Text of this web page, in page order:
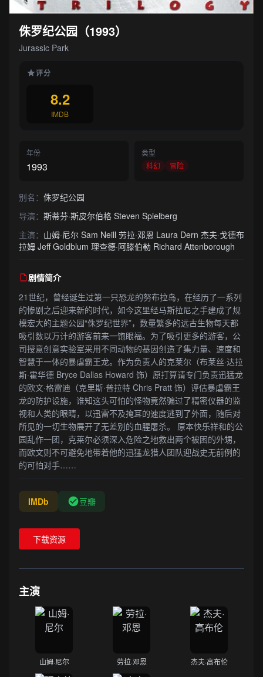
侏罗纪公园（1993）
Jurassic Park
评分
8.2
IMDB
年份
1993
类型
科幻
冒险
别名： 侏罗纪公园
导演： 斯蒂芬·斯皮尔伯格 Steven Spielberg
主演： 山姆·尼尔 Sam Neill 劳拉·邓恩 Laura Dern 杰夫·戈德布
拉姆 Jeff Goldblum 理查德·阿滕伯勒 Richard Attenborough
剧情简介
21世纪，曾经诞生过第一只恐龙的努布拉岛，在经历了一系列
的惨剧之后迎来新的时代，如今这里经马斯拉尼之手建成了规
模宏大的主题公园“侏罗纪世界”，数量繁多的远古生物每天都
吸引数以万计的游客前来一饱眼福。为了吸引更多的游客，公
司授意创意实验室采用不同动物的基因创造了集力量、速度和
智慧于一体的暴虐霸王龙。作为负责人的克莱尔（布莱丝·达拉
斯·霍华德 Bryce Dallas Howard 饰）原打算请专门负责迅猛龙
的欧文·格雷迪（克里斯·普拉特 Chris Pratt 饰）评估暴虐霸王
龙的防护设施，谁知这头可怕的怪物竟然骗过了精密仪器的监
视和人类的眼睛，以迅雷不及掩耳的速度逃到了外面，随后对
所见的一切生物展开了无差别的血腥屠杀。 原本快乐祥和的公
园乱作一团，克莱尔必须深入危险之地救出两个被困的外甥，
而欧文则不可避免地带着他的迅猛龙猎人团队迎战史无前例的
的可怕对手……
IMDb 豆瓣
下载资源
主演
山姆·尼尔 劳拉·邓恩 杰夫·高布伦